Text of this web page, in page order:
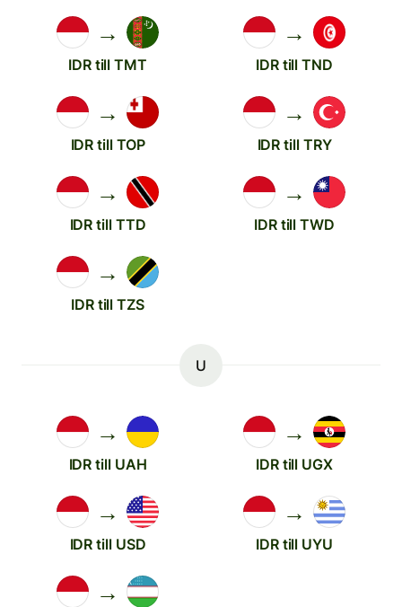
→
IDR till TMT
→
IDR till TND
→
IDR till TOP
→
IDR till TRY
→
IDR till TTD
→
IDR till TWD
→
IDR till TZS
U
→
IDR till UAH
→
IDR till UGX
→
IDR till USD
→
IDR till UYU
→